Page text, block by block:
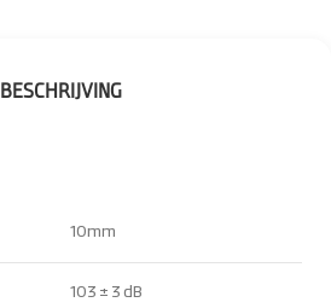
BESCHRIJVING
10mm
103 ± 3 dB